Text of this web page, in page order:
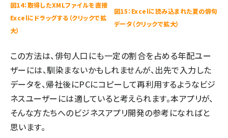
図14：取得したXMLファイルを直接
Excelにドラッグする（クリックで拡
大）
図15：Excelに読み込まれた夏の俳句
データ（クリックで拡大）
この方法は、俳句人口にも一定の割合を占める年配ユー
ザーには、馴染まないかもしれませんが、出先で入力した
データを、帰社後にPCにコピーして再利用するようなビジ
ネスユーザーには適していると考えられます。本アプリが、
そんな方たちへのビジネスアプリ開発の参考になればと
思います。